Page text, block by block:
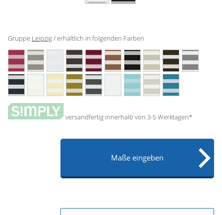
Gardinenstange
Panneaux
Gruppe Leipzig/ erhältlich in folgenden Farben
versandfertig innerhalb von 3-5 Werktagen*
Maße eingeben